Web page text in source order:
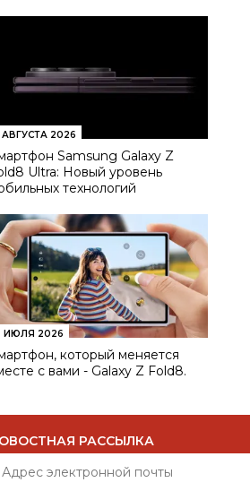
АВГУСТА 2026
Samsung Galaxy Z
Ultra: Новый уровень
технологий
ИЮЛЯ 2026
который меняется
с вами - Galaxy Z Fold8.
РАССЫЛКА